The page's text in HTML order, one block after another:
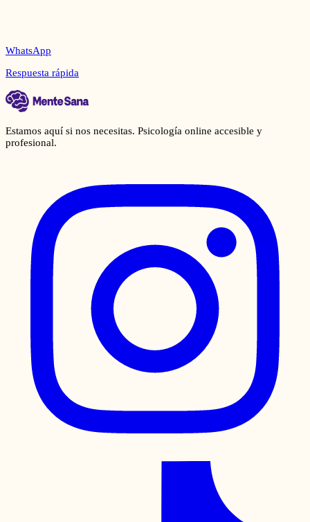
WhatsApp
Respuesta rápida
Estamos aquí si nos necesitas. Psicología online accesible y
profesional.